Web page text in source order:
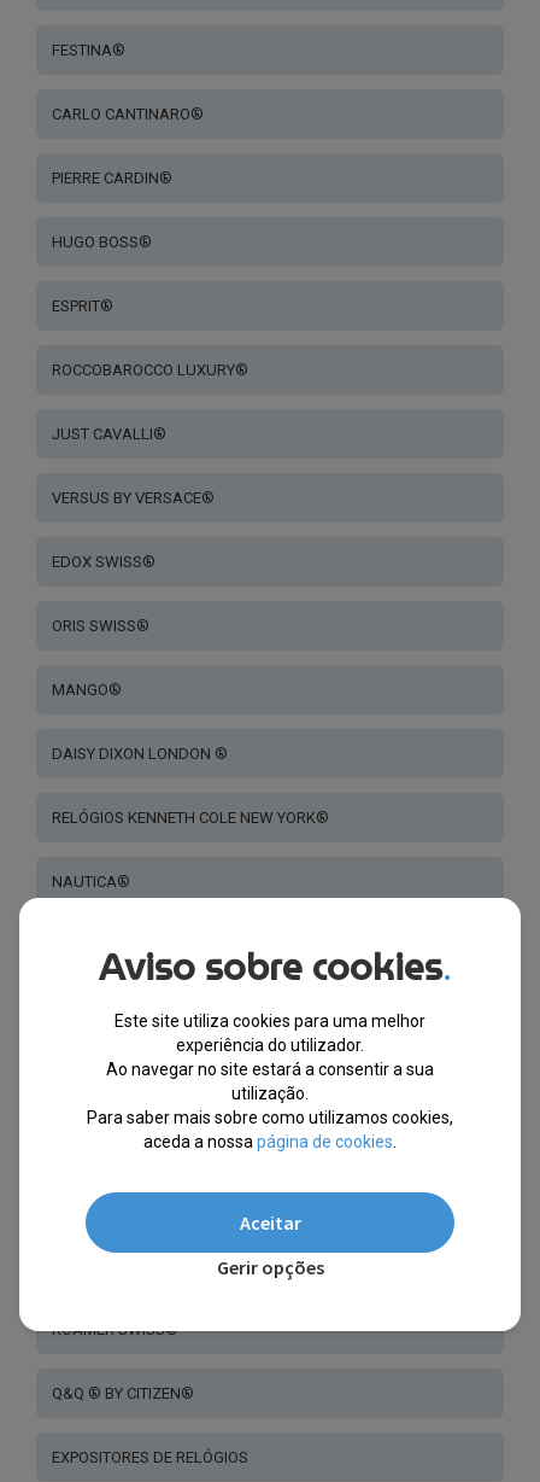
FESTINA®
CARLO CANTINARO®
PIERRE CARDIN®
HUGO BOSS®
ESPRIT®
ROCCOBAROCCO LUXURY®
JUST CAVALLI®
VERSUS BY VERSACE®
EDOX SWISS®
ORIS SWISS®
MANGO®
DAISY DIXON LONDON ®
RELÓGIOS KENNETH COLE NEW YORK®
NAUTICA®
CLAUDE BERNARD®
LORUS® BY SEIKO
ROAMER SWISS®
Q&Q ® BY CITIZEN®
EXPOSITORES DE RELÓGIOS
Aviso sobre cookies.
Este site utiliza cookies para uma melhor
experiência do utilizador.
Ao navegar no site estará a consentir a sua
utilização.
Para saber mais sobre como utilizamos cookies,
aceda a nossa página de cookies
Aceitar
Gerir opções